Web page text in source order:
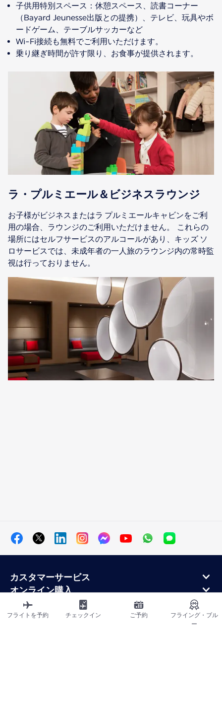
子供用特別スペース：休憩スペース、読書コーナー
（Bayard Jeunesse出版との提携）、テレビ、玩具やボ
ードゲーム、テーブルサッカーなど
Wi-Fi接続も無料でご利用いただけます。
乗り継ぎ時間が許す限り、お食事が提供されます。
ラ・プルミエール＆ビジネスラウンジ
お子様がビジネスまたはラ プルミエールキャビンをご利
用の場合、ラウンジのご利用いただけません。 これらの
場所にはセルフサービスのアルコールがあり、キッズ ソ
ロサービスでは、未成年者の一人旅のラウンジ内の常時監
視は行っておりません。
カスタマーサービス
オンライン購入
ロイヤルティプログラムと提携パートナー
エールフランス航空について
フライトを予約 チェックイン ご予約
フライング・ブル
ー